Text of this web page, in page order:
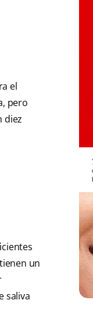
el
pero
diez
un
saliva